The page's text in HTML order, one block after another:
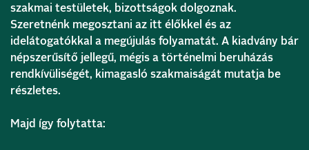
szakmai testületek, bizottságok dolgoznak.
Szeretnénk megosztani az itt élőkkel és az
idelátogatókkal a megújulás folyamatát. A kiadvány bár
népszerűsítő jellegű, mégis a történelmi beruházás
rendkívüliségét, kimagasló szakmaiságát mutatja be
részletes.
Majd így folytatta: